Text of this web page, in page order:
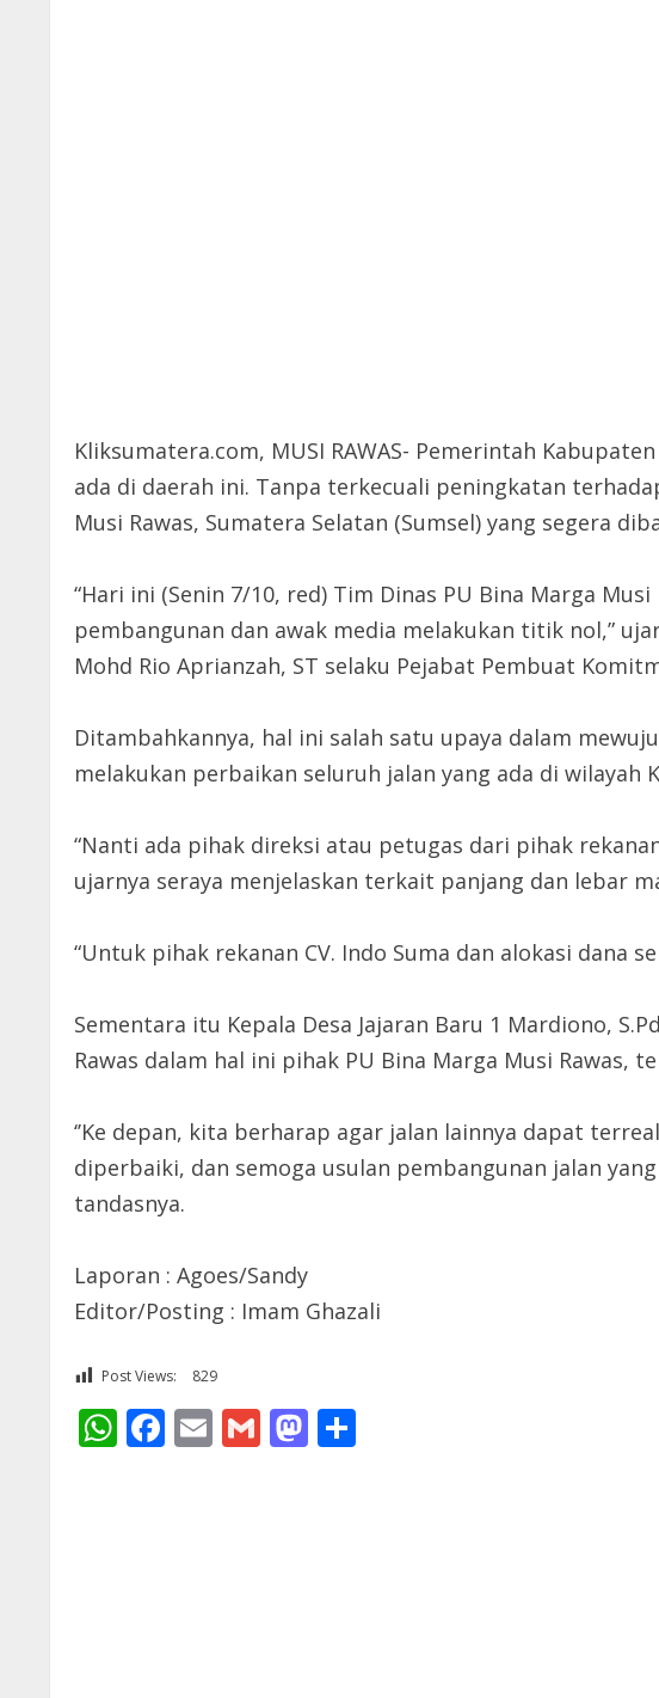
Kliksumatera.com, MUSI RAWAS- Pemerintah
ada di daerah ini. Tanpa terkecuali peningkatan
Musi Rawas, Sumatera Selatan (Sumsel) yang segera
“Hari ini (Senin 7/10, red) Tim Dinas PU Bina Marga
pembangunan dan awak media melakukan titik nol,”
Mohd Rio Aprianzah, ST selaku Pejabat Pembuat
Ditambahkannya, hal ini salah satu upaya dalam
melakukan perbaikan seluruh jalan yang ada di wilayah
“Nanti ada pihak direksi atau petugas dari pihak
ujarnya seraya menjelaskan terkait panjang dan lebar
“Untuk pihak rekanan CV. Indo Suma dan alokasi dana
Sementara itu Kepala Desa Jajaran Baru 1 Mardiono,
Rawas dalam hal ini pihak PU Bina Marga Musi Rawas,
‘’Ke depan, kita berharap agar jalan lainnya dapat
diperbaiki, dan semoga usulan pembangunan jalan
tandasnya.
Laporan : Agoes/Sandy
Editor/Posting : Imam Ghazali
Post Views: 829
WhatsApp
Facebook
EmailGmailMastodon